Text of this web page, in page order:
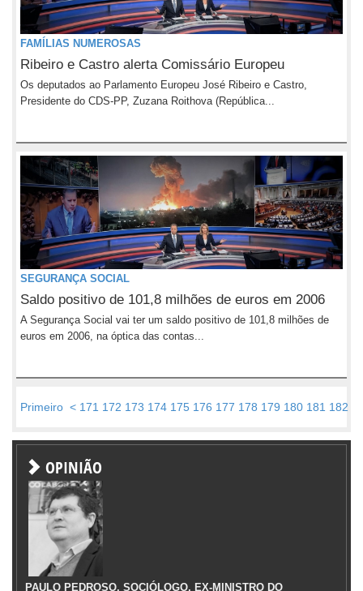
FAMÍLIAS NUMEROSAS
Ribeiro e Castro alerta Comissário Europeu
Os deputados ao Parlamento Europeu José Ribeiro e Castro,
Presidente do CDS-PP, Zuzana Roithova (República...
SEGURANÇA SOCIAL
Saldo positivo de 101,8 milhões de euros em 2006
A Segurança Social vai ter um saldo positivo de 101,8 milhões de
euros em 2006, na óptica das contas...
Primeiro < 171 172 173 174 175 176 177 178 179 180 181 182
OPINIÃO
PAULO PEDROSO, SOCIÓLOGO, EX-MINISTRO DO